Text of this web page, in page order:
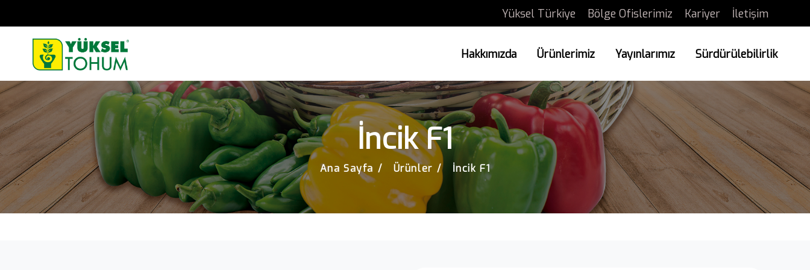
Yüksel Türkiye Bölge Ofislerimiz Kariyer İletişim
Hakkımızda Ürünlerimiz Yayınlarımız Sürdürülebilirlik
İncik F1
Ana Sayfa Ürünler İncik F1